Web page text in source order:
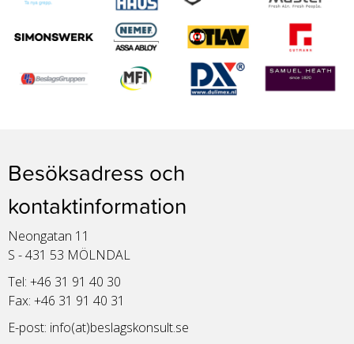
Besöksadress och
kontaktinformation
Neongatan 11
S - 431 53 MÖLNDAL
Tel: +46 31 91 40 30
Fax: +46 31 91 40 31
E-post: info(at)beslagskonsult.se